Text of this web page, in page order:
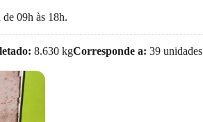
de 09h às 18h.
8.630 kgCorresponde a: 39 unidades